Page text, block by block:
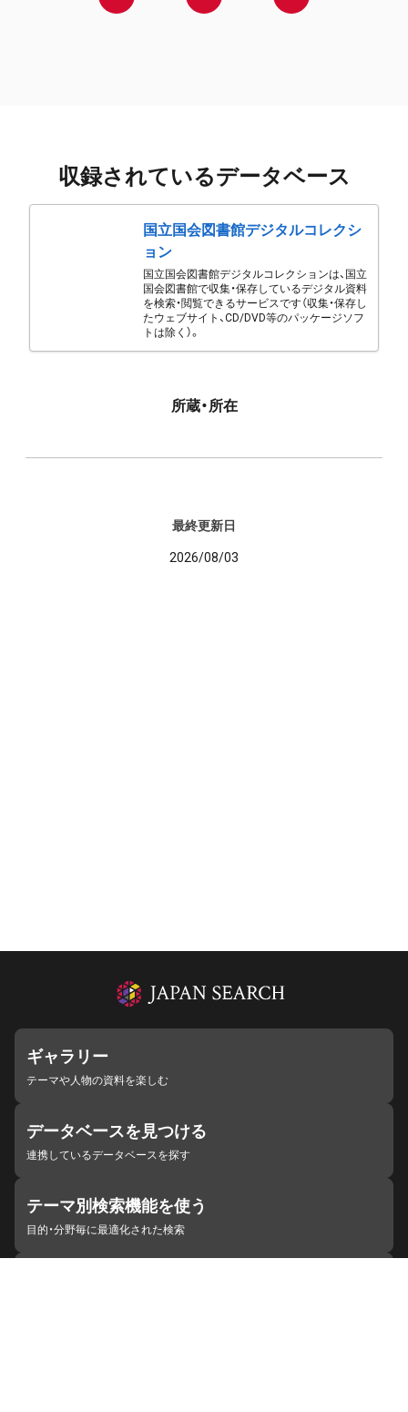
収録されているデータベース
国立国会図書館デジタルコレクシ
ョン
国立国会図書館デジタルコレクションは、国立
国会図書館で収集・保存しているデジタル資料
を検索・閲覧できるサービスです（収集・保存し
たウェブサイト、CD/DVD等のパッケージソフ
トは除く）。
所蔵・所在
最終更新日
2026/08/03
ギャラリー
テーマや人物の資料を楽しむ
データベースを見つける
連携しているデータベースを探す
テーマ別検索機能を使う
目的・分野毎に最適化された検索